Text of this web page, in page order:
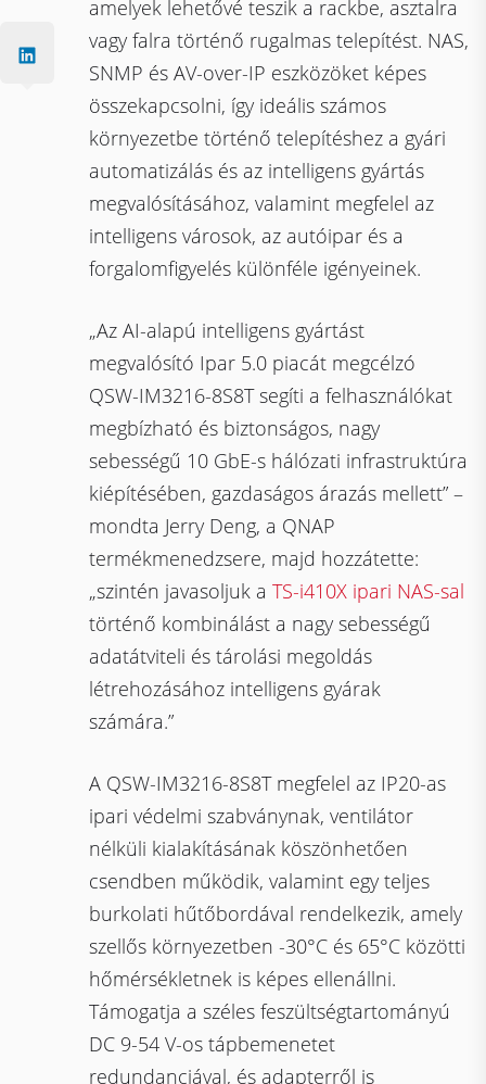
amelyek lehetővé teszik a rackbe, asztalra
vagy falra történő rugalmas telepítést. NAS,
SNMP és AV-over-IP eszközöket képes
összekapcsolni, így ideális számos
környezetbe történő telepítéshez a gyári
automatizálás és az intelligens gyártás
megvalósításához, valamint megfelel az
intelligens városok, az autóipar és a
forgalomfigyelés különféle igényeinek.
„Az AI-alapú intelligens gyártást
megvalósító Ipar 5.0 piacát megcélzó
QSW-IM3216-8S8T segíti a felhasználókat
megbízható és biztonságos, nagy
sebességű 10 GbE-s hálózati infrastruktúra
kiépítésében, gazdaságos árazás mellett” –
mondta Jerry Deng, a QNAP
termékmenedzsere, majd hozzátette:
„szintén javasoljuk aTS-i410X ipari NAS-sal
történő kombinálást a nagy sebességű
adatátviteli és tárolási megoldás
létrehozásához intelligens gyárak
számára.”
A QSW-IM3216-8S8T megfelel az IP20-as
ipari védelmi szabványnak, ventilátor
nélküli kialakításának köszönhetően
csendben működik, valamint egy teljes
burkolati hűtőbordával rendelkezik, amely
szellős környezetben -30°C és 65°C közötti
hőmérsékletnek is képes ellenállni.
Támogatja a széles feszültségtartományú
DC 9-54 V-os tápbemenetet
redundanciával, és adapterről is